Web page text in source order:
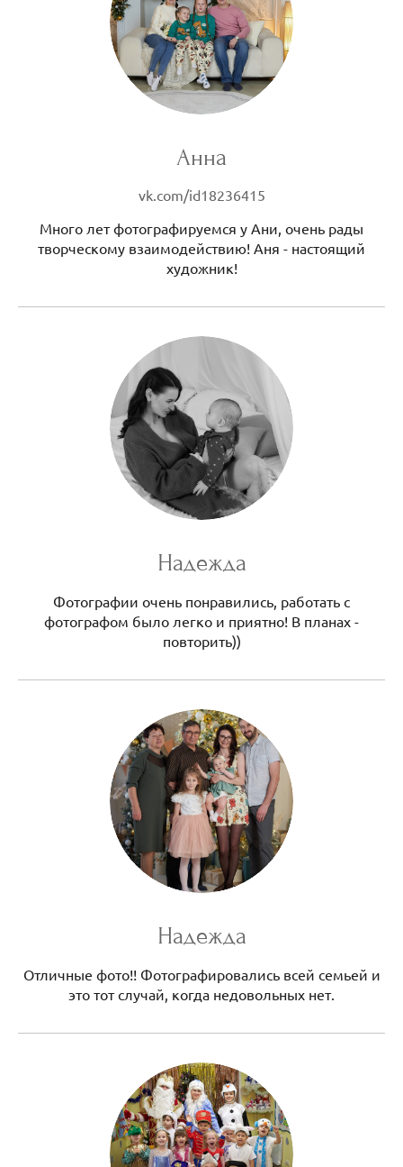
Анна
vk.com/id18236415
Много лет фотографируемся у Ани, очень рады
творческому взаимодействию! Аня - настоящий
художник!
Надежда
Фотографии очень понравились, работать с
фотографом было легко и приятно! В планах -
повторить))
Надежда
Отличные фото!! Фотографировались всей семьей и
это тот случай, когда недовольных нет.